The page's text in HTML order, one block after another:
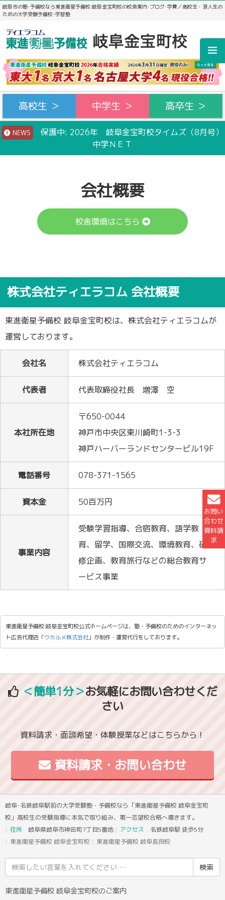
岐阜市の塾･予備校なら東進衛星予備校 岐阜金宝町校の校舎案内･ブログ･学費／高校生・浪人生の
ための大学受験予備校･学習塾
高校生 ＞ 中学生 ＞ 高卒生 ＞
お問い
合わせ
資料請
求
NEWS
保護中: 2026年 岐阜金宝町校タイムズ（8月号）
中学ＮＥＴ
会社概要
校舎環境はこちら
株式会社ティエラコム 会社概要
東進衛星予備校 岐阜金宝町校は、株式会社ティエラコムが
運営しております。
会社名 株式会社ティエラコム
代表者 代表取締役社長 増澤 空
本社所在地
〒650-0044
神戸市中央区東川崎町1-3-3
神戸ハーバーランドセンタービル19F
電話番号 078-371-1565
資本金 50百万円
事業内容
受験学習指導、合宿教育、語学教
育、留学、国際交流、環境教育、研
修企画、教育旅行などの総合教育サ
ービス事業
東進衛星予備校 岐阜金宝町校公式ホームページは、塾・予備校のためのインターネッ
ト広告代理店「ウカルメ株式会社 」が制作・運営代行をしております。
＜簡単1分＞お気軽にお問い合わせくだ
さい
資料請求・面談希望・体験授業などはこちらから！
資料請求・お問い合わせ
岐阜･名鉄岐阜駅前の大学受験塾・予備校なら「東進衛星予備校 岐阜金宝町
校」高校生の受験指導に本気で取り組み、第一志望校合格へ導きます。
住所 岐阜県岐阜市神田町7丁目5番地 アクセス 名鉄岐阜駅 徒歩5分
東進衛星予備校 岐阜金宝町校
東進衛星予備校 岐阜長良校
索
結
東進衛星予備校 岐阜金宝町校のご案内